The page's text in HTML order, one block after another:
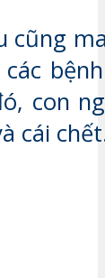
cũng
con
cái